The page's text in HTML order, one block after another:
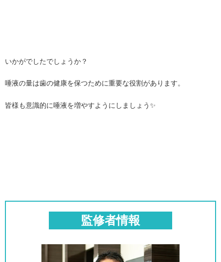
いかがでしたでしょうか？
唾液の量は歯の健康を保つために重要な役割があります。
皆様も意識的に唾液を増やすようにしましょう✨
監修者情報